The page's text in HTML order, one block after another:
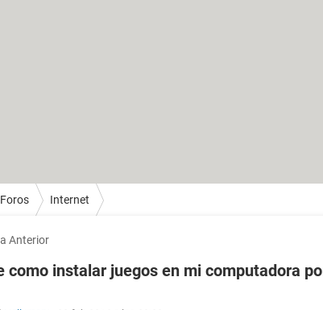
Foros Internet
Anterior
como instalar juegos en mi computadora